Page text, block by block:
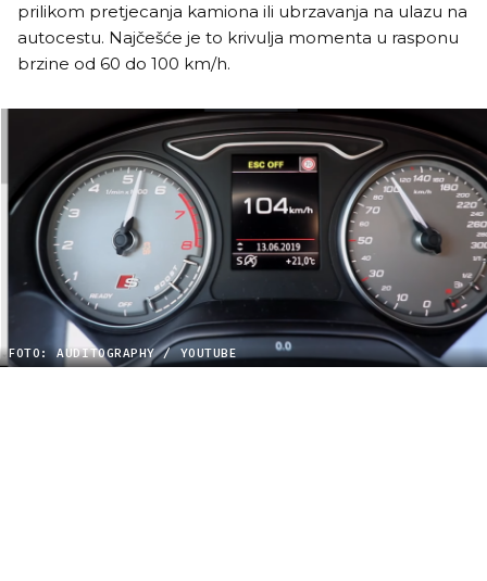
prilikom pretjecanja kamiona ili ubrzavanja na ulazu na
autocestu. Najčešće je to krivulja momenta u rasponu
brzine od 60 do 100 km/h.
FOTO: AUDITOGRAPHY / YOUTUBE